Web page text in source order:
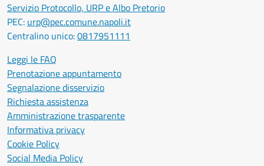
Servizio Protocollo, URP e Albo Pretorio
PEC: urp@pec.comune.napoli.it
Centralino unico:0817951111
Leggi le FAQ
Prenotazione appuntamento
Segnalazione disservizio
Richiesta assistenza
Amministrazione trasparente
Informativa privacy
Cookie Policy
Social Media Policy